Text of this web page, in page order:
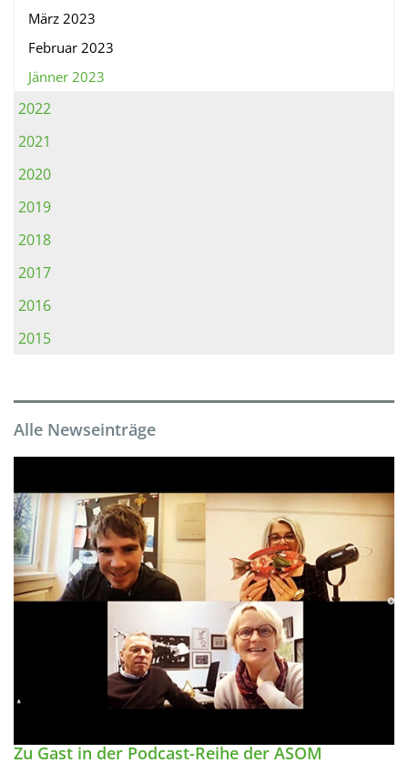
März 2023
Februar 2023
Jänner 2023
2022
2021
2020
2019
2018
2017
2016
2015
Alle Newseinträge
Zu Gast in der Podcast-Reihe der ASOM